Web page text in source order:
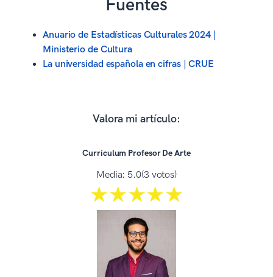
Fuentes
Anuario de Estadísticas Culturales 2024 |
Ministerio de Cultura
La universidad española en cifras | CRUE
Valora mi artículo:
Curriculum Profesor De Arte
Media:5.0(3 votos)
☆☆☆☆☆
★★★★★